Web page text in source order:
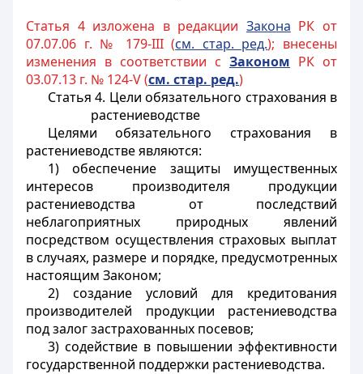
Статья 4 изложена в редакции Закона РК от
07.07.06 г. № 179-III (см. стар. ред.); внесены
изменения в соответствии с Законом РК от
03.07.13 г. № 124-V (см. стар. ред.)
Статья 4. Цели обязательного страхования в
растениеводстве
Целями обязательного страхования в
растениеводстве являются:
1) обеспечение защиты имущественных
интересов производителя продукции
растениеводства от последствий
неблагоприятных природных явлений
посредством осуществления страховых выплат
в случаях, размере и порядке, предусмотренных
настоящим Законом;
2) создание условий для кредитования
производителей продукции растениеводства
под залог застрахованных посевов;
3) содействие в повышении эффективности
государственной поддержки растениеводства.